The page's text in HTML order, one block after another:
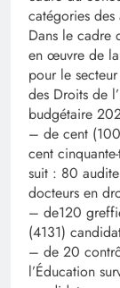
catégories
Dans le cadre
en œuvre de
pour le
des Droits de
budgétaire
– de cent
cent
suit : 80
docteurs en
– de120
(4131)
– de 20
l’Éducation